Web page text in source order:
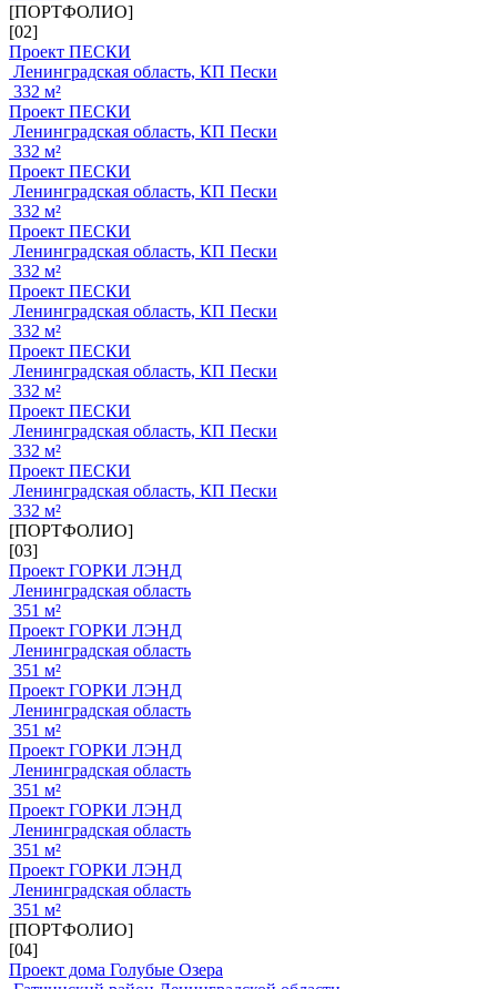
[ПОРТФОЛИО]
[02]
Проект ПЕСКИ
Ленинградская область, КП Пески
332 м²
Проект ПЕСКИ
Ленинградская область, КП Пески
332 м²
Проект ПЕСКИ
Ленинградская область, КП Пески
332 м²
Проект ПЕСКИ
Ленинградская область, КП Пески
332 м²
Проект ПЕСКИ
Ленинградская область, КП Пески
332 м²
Проект ПЕСКИ
Ленинградская область, КП Пески
332 м²
Проект ПЕСКИ
Ленинградская область, КП Пески
332 м²
Проект ПЕСКИ
Ленинградская область, КП Пески
332 м²
[ПОРТФОЛИО]
[03]
Проект ГОРКИ ЛЭНД
Ленинградская область
351 м²
Проект ГОРКИ ЛЭНД
Ленинградская область
351 м²
Проект ГОРКИ ЛЭНД
Ленинградская область
351 м²
Проект ГОРКИ ЛЭНД
Ленинградская область
351 м²
Проект ГОРКИ ЛЭНД
Ленинградская область
351 м²
Проект ГОРКИ ЛЭНД
Ленинградская область
351 м²
[ПОРТФОЛИО]
[04]
Проект дома Голубые Озера